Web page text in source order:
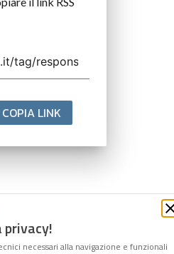
necessari alla navigazione e funzionali
COPIA LINK